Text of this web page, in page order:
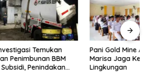
BBM
Pani Gold Mine Ajak Pelajar
Marisa Jaga Kelestarian
Lingkungan